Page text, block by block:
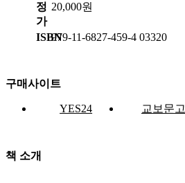
정
가
20,000원
ISBN979-11-6827-459-4 03320
구매사이트
YES24 교보문고
책 소개